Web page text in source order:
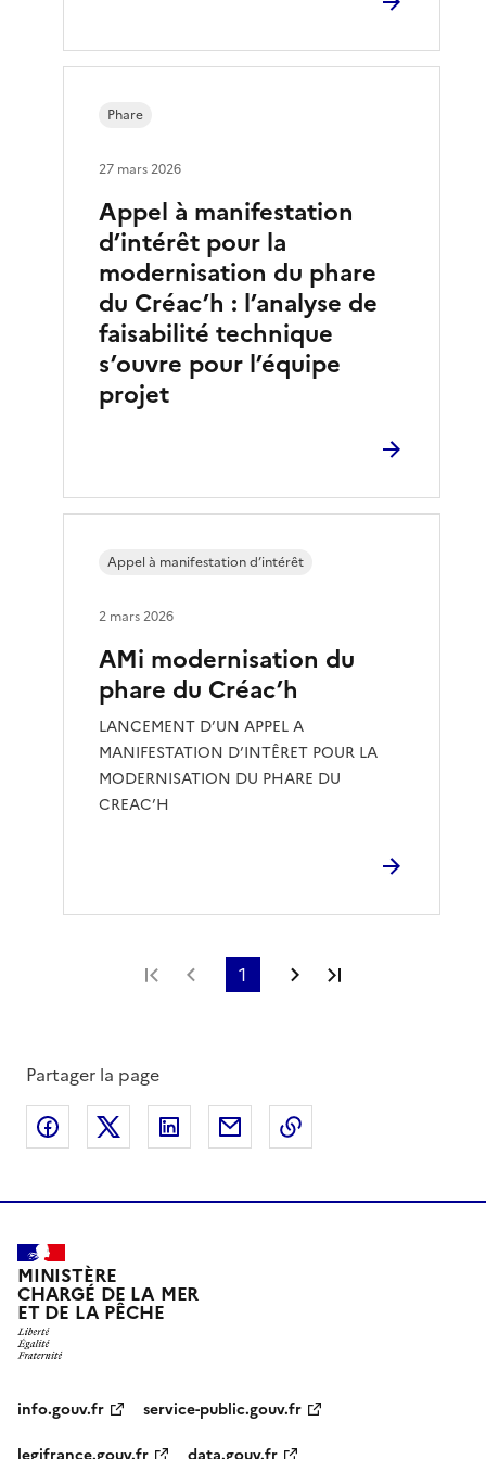
Appel à manifestation
d’intérêt pour la
modernisation du phare
du Créac’h : l’analyse de
faisabilité technique
s’ouvre pour l’équipe
projet
Phare
27 mars 2026
AMi modernisation du
phare du Créac’h
LANCEMENT D’UN APPEL A
MANIFESTATION D’INTÊRET POUR LA
MODERNISATION DU PHARE DU
CREAC’H
Appel à manifestation d’intérêt
2 mars 2026
Première page
Page précédente
1 Page suivante
Partager la page
Partager sur Facebook
Partager sur XPartager sur LinkedIn
Partager par email
MINISTÈRE
CHARGÉ DE LA MER
ET DE LA PÊCHE
info.gouv.fr
service-public.gouv.fr